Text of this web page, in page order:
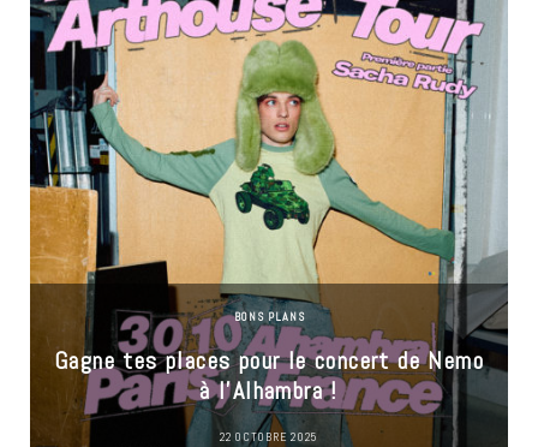
BONS PLANS
Gagne tes places pour le concert de Nemo
à l’Alhambra !
22 OCTOBRE 2025